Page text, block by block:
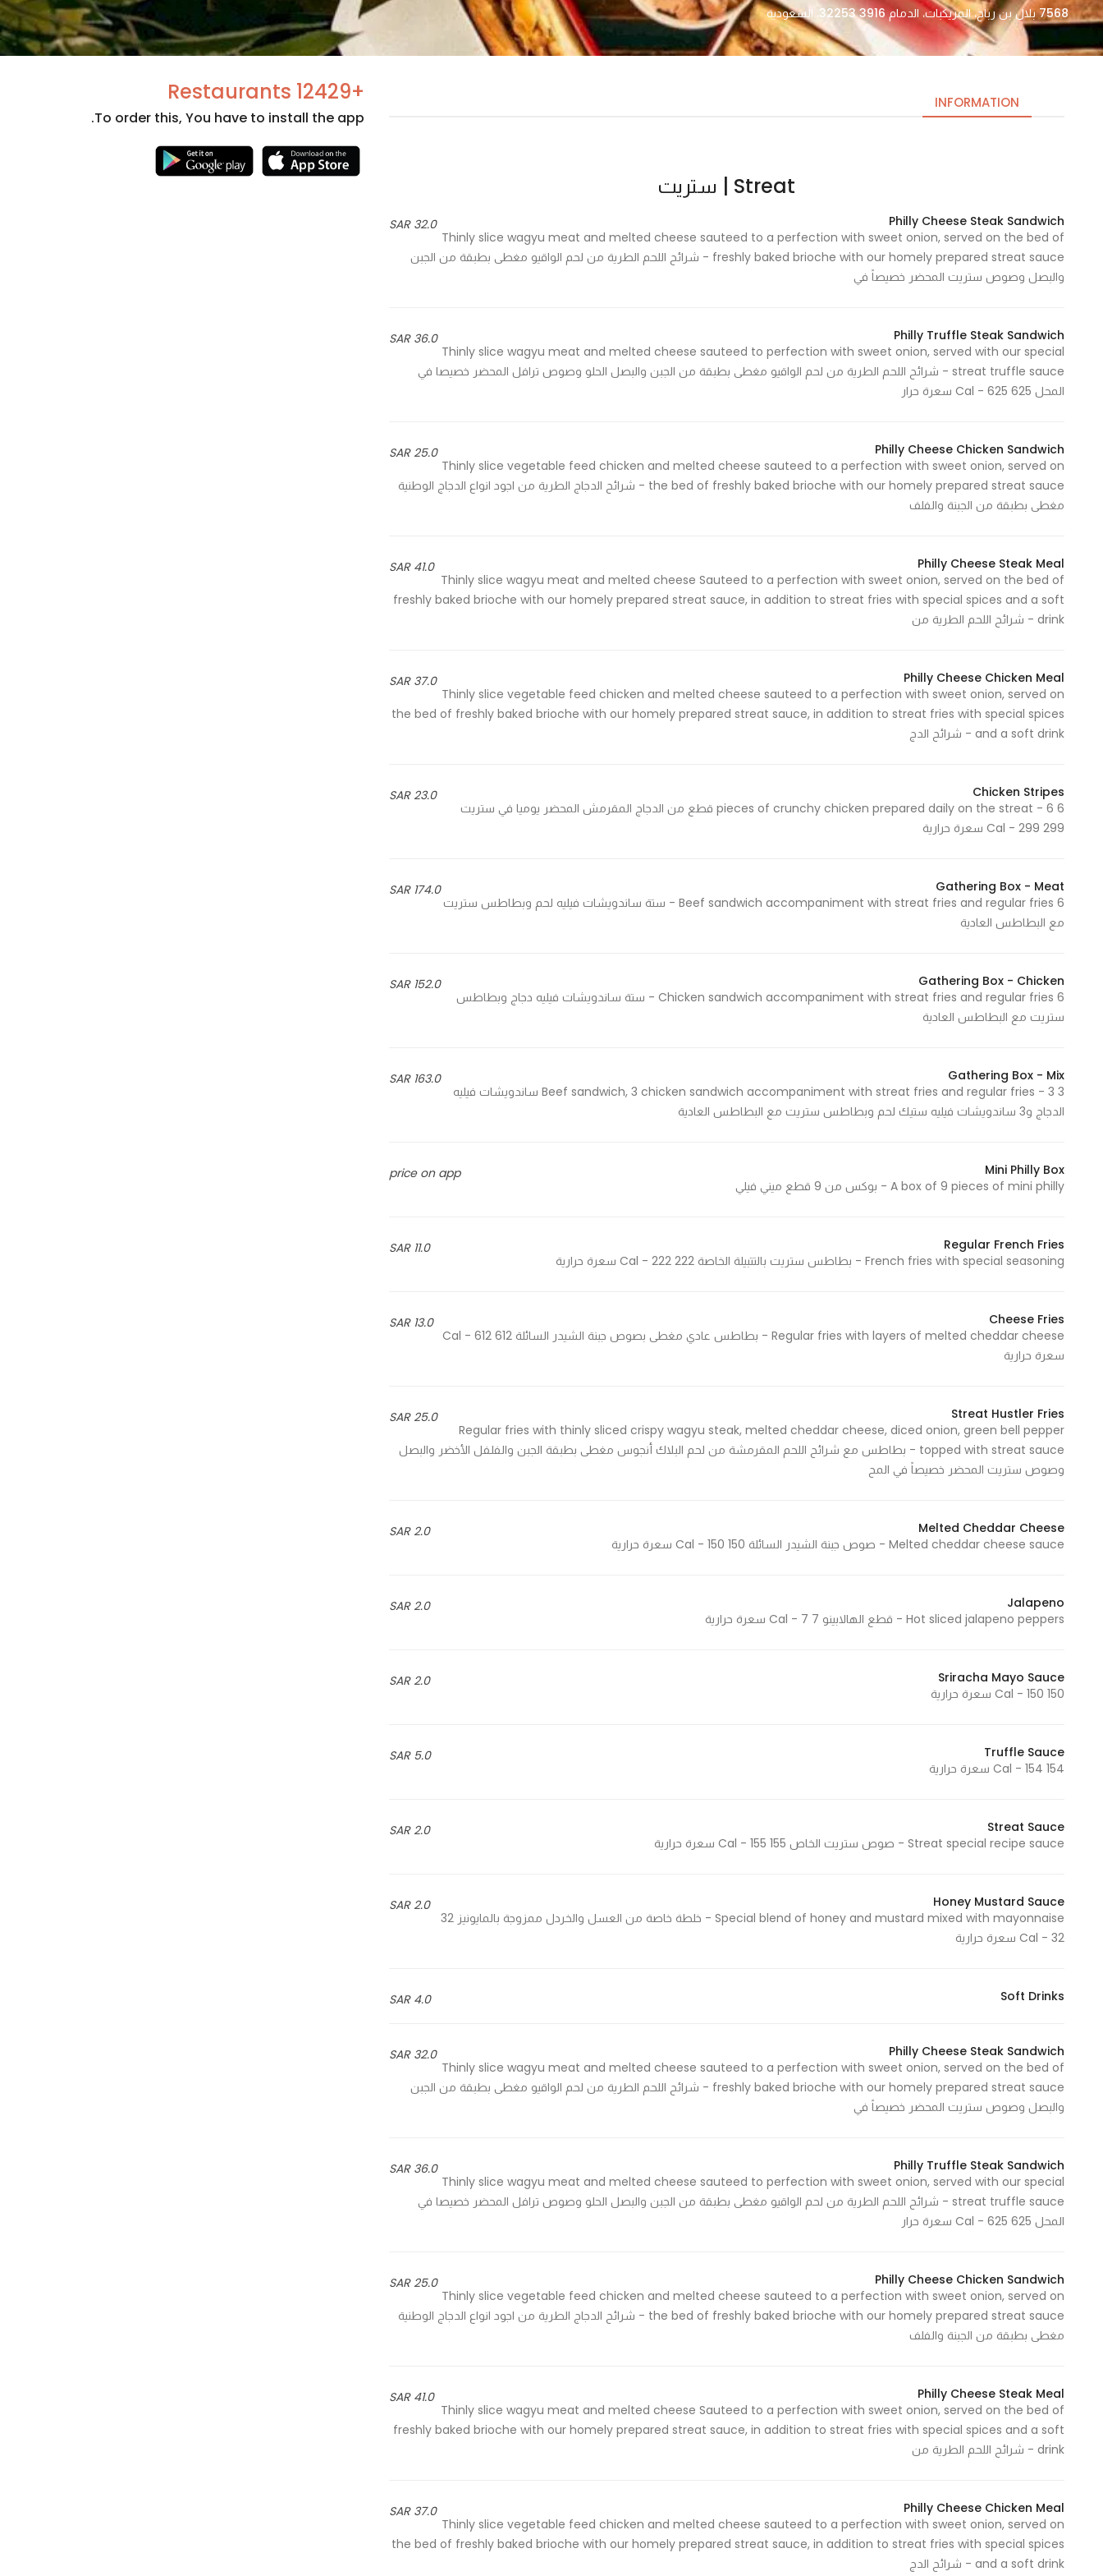
7568 بلال بن رباح، المريكبات، الدمام 32253 3916، السعودية
INFORMATION
Streat | ستريت
32.0 SAR
Philly Cheese Steak Sandwich
Thinly slice wagyu meat and melted cheese sauteed to a perfection with sweet onion, served on the bed of
freshly baked brioche with our homely prepared streat sauce - شرائح اللحم الطرية من لحم الواقيو مغطى بطبقة من الجبن
والبصل وصوص ستريت المحضر خصيصاً في
36.0 SAR
Philly Truffle Steak Sandwich
Thinly slice wagyu meat and melted cheese sauteed to perfection with sweet onion, served with our special
streat truffle sauce - شرائح اللحم الطرية من لحم الواقيو مغطى بطبقة من الجبن والبصل الحلو وصوص ترافل المحضر خصيصا في
المحل 625 Cal - 625 سعرة حرار
25.0 SAR
Philly Cheese Chicken Sandwich
Thinly slice vegetable feed chicken and melted cheese sauteed to a perfection with sweet onion, served on
the bed of freshly baked brioche with our homely prepared streat sauce - شرائح الدجاج الطرية من اجود انواع الدجاج الوطنية
مغطى بطبقة من الجبنة والفلف
41.0 SAR
Philly Cheese Steak Meal
Thinly slice wagyu meat and melted cheese Sauteed to a perfection with sweet onion, served on the bed of
freshly baked brioche with our homely prepared streat sauce, in addition to streat fries with special spices and a soft
drink - شرائح اللحم الطرية من
37.0 SAR
Philly Cheese Chicken Meal
Thinly slice vegetable feed chicken and melted cheese sauteed to a perfection with sweet onion, served on
the bed of freshly baked brioche with our homely prepared streat sauce, in addition to streat fries with special spices
and a soft drink - شرائح الدج
23.0 SAR
Chicken Stripes
6 pieces of crunchy chicken prepared daily on the streat - 6 قطع من الدجاج المقرمش المحضر يوميا في ستريت
299 Cal - 299 سعرة حرارية
174.0 SAR
Gathering Box - Meat
6 Beef sandwich accompaniment with streat fries and regular fries - ستة ساندويشات فيليه لحم وبطاطس ستريت
مع البطاطس العادية
152.0 SAR
Gathering Box - Chicken
6 Chicken sandwich accompaniment with streat fries and regular fries - ستة ساندويشات فيليه دجاج وبطاطس
ستريت مع البطاطس العادية
163.0 SAR
Gathering Box - Mix
3 Beef sandwich, 3 chicken sandwich accompaniment with streat fries and regular fries - 3 ساندويشات فيليه
الدجاج و3 ساندويشات فيليه ستيك لحم وبطاطس ستريت مع البطاطس العادية
price on app
Mini Philly Box
A box of 9 pieces of mini philly - بوكس من 9 قطع ميني فيلي
11.0 SAR
Regular French Fries
French fries with special seasoning - بطاطس ستريت بالتتبيلة الخاصة 222 Cal - 222 سعرة حرارية
13.0 SAR
Cheese Fries
Regular fries with layers of melted cheddar cheese - بطاطس عادي مغطى بصوص جبنة الشيدر السائلة 612 Cal - 612
سعرة حرارية
25.0 SAR
Streat Hustler Fries
Regular fries with thinly sliced crispy wagyu steak, melted cheddar cheese, diced onion, green bell pepper
topped with streat sauce - بطاطس مع شرائح اللحم المقرمشة من لحم البلاك أنجوس مغطى بطبقة الجبن والفلفل الأخضر والبصل
وصوص ستريت المحضر خصيصاً في المح
2.0 SAR
Melted Cheddar Cheese
Melted cheddar cheese sauce - صوص جبنة الشيدر السائلة 150 Cal - 150 سعرة حرارية
2.0 SAR
Jalapeno
Hot sliced jalapeno peppers - قطع الهالابينو 7 Cal - 7 سعرة حرارية
2.0 SAR
Sriracha Mayo Sauce
150 Cal - 150 سعرة حرارية
5.0 SAR
Truffle Sauce
154 Cal - 154 سعرة حرارية
2.0 SAR
Streat Sauce
Streat special recipe sauce - صوص ستريت الخاص 155 Cal - 155 سعرة حرارية
2.0 SAR
Honey Mustard Sauce
Special blend of honey and mustard mixed with mayonnaise - خلطة خاصة من العسل والخردل ممزوجة بالمايونيز 32
Cal - 32 سعرة حرارية
4.0 SAR Soft Drinks
32.0 SAR
Philly Cheese Steak Sandwich
Thinly slice wagyu meat and melted cheese sauteed to a perfection with sweet onion, served on the bed of
freshly baked brioche with our homely prepared streat sauce - شرائح اللحم الطرية من لحم الواقيو مغطى بطبقة من الجبن
والبصل وصوص ستريت المحضر خصيصاً في
36.0 SAR
Philly Truffle Steak Sandwich
Thinly slice wagyu meat and melted cheese sauteed to perfection with sweet onion, served with our special
streat truffle sauce - شرائح اللحم الطرية من لحم الواقيو مغطى بطبقة من الجبن والبصل الحلو وصوص ترافل المحضر خصيصا في
المحل 625 Cal - 625 سعرة حرار
25.0 SAR
Philly Cheese Chicken Sandwich
Thinly slice vegetable feed chicken and melted cheese sauteed to a perfection with sweet onion, served on
the bed of freshly baked brioche with our homely prepared streat sauce - شرائح الدجاج الطرية من اجود انواع الدجاج الوطنية
مغطى بطبقة من الجبنة والفلف
41.0 SAR
Philly Cheese Steak Meal
Thinly slice wagyu meat and melted cheese Sauteed to a perfection with sweet onion, served on the bed of
freshly baked brioche with our homely prepared streat sauce, in addition to streat fries with special spices and a soft
drink - شرائح اللحم الطرية من
37.0 SAR
Philly Cheese Chicken Meal
Thinly slice vegetable feed chicken and melted cheese sauteed to a perfection with sweet onion, served on
the bed of freshly baked brioche with our homely prepared streat sauce, in addition to streat fries with special spices
and a soft drink - شرائح الدج
+12429 Restaurants
To order this, You have to install the app.
cookies
are not
optional.
They are
website to
function.
In order for
us to
improve
the
and
used.
Experience
to perform
as well as
possible
refuse
functionality
will
disappear
Marketing
interests and
site, you
increase the
personalized